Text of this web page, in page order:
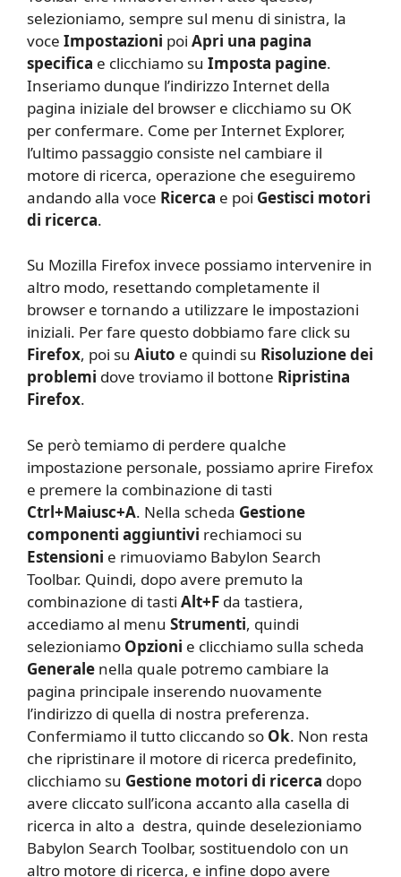
selezioniamo, sempre sul menu di sinistra, la
voce Impostazioni poi Apri una pagina
specifica e clicchiamo su Imposta pagine.
Inseriamo dunque l’indirizzo Internet della
pagina iniziale del browser e clicchiamo su OK
per confermare. Come per Internet Explorer,
l’ultimo passaggio consiste nel cambiare il
motore di ricerca, operazione che eseguiremo
andando alla voce Ricerca e poi Gestisci motori
di ricerca.
Su Mozilla Firefox invece possiamo intervenire in
altro modo, resettando completamente il
browser e tornando a utilizzare le impostazioni
iniziali. Per fare questo dobbiamo fare click su
Firefox, poi su Aiuto e quindi su Risoluzione dei
problemi dove troviamo il bottone Ripristina
Firefox.
Se però temiamo di perdere qualche
impostazione personale, possiamo aprire Firefox
e premere la combinazione di tasti
Ctrl+Maiusc+A. Nella scheda Gestione
componenti aggiuntivi rechiamoci su
Estensioni e rimuoviamo Babylon Search
Toolbar. Quindi, dopo avere premuto la
combinazione di tasti Alt+F da tastiera,
accediamo al menu Strumenti, quindi
selezioniamo Opzioni e clicchiamo sulla scheda
Generale nella quale potremo cambiare la
pagina principale inserendo nuovamente
l’indirizzo di quella di nostra preferenza.
Confermiamo il tutto cliccando so Ok. Non resta
che ripristinare il motore di ricerca predefinito,
clicchiamo su Gestione motori di ricerca dopo
avere cliccato sull’icona accanto alla casella di
ricerca in alto a destra, quinde deselezioniamo
Babylon Search Toolbar, sostituendolo con un
altro motore di ricerca, e infine dopo avere